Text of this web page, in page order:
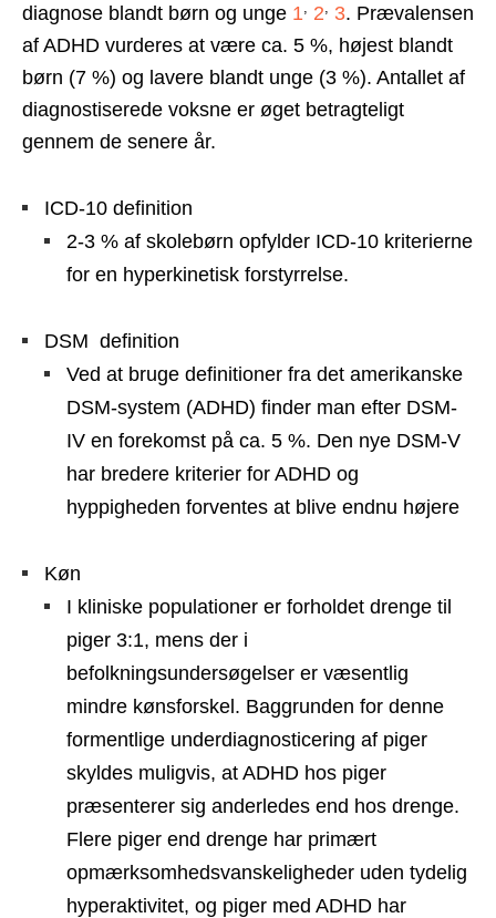
diagnose blandt børn og unge 1 2 3. Prævalensen
af ADHD vurderes at være ca. 5 %, højest blandt
børn (7 %) og lavere blandt unge (3 %). Antallet af
diagnostiserede voksne er øget betragteligt
gennem de senere år.
ICD-10 definition
2-3 % af skolebørn opfylder ICD-10 kriterierne
for en hyperkinetisk forstyrrelse.
DSM definition
Ved at bruge definitioner fra det amerikanske
DSM-system (ADHD) finder man efter DSM-
IV en forekomst på ca. 5 %. Den nye DSM-V
har bredere kriterier for ADHD og
hyppigheden forventes at blive endnu højere
Køn
I kliniske populationer er forholdet drenge til
piger 3:1, mens der i
befolkningsundersøgelser er væsentlig
mindre kønsforskel. Baggrunden for denne
formentlige underdiagnosticering af piger
skyldes muligvis, at ADHD hos piger
præsenterer sig anderledes end hos drenge.
Flere piger end drenge har primært
opmærksomhedsvanskeligheder uden tydelig
hyperaktivitet, og piger med ADHD har